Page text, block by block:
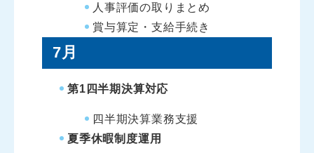
人事評価の取りまとめ
賞与算定・支給手続き
7月
第1四半期決算対応
四半期決算業務支援
夏季休暇制度運用